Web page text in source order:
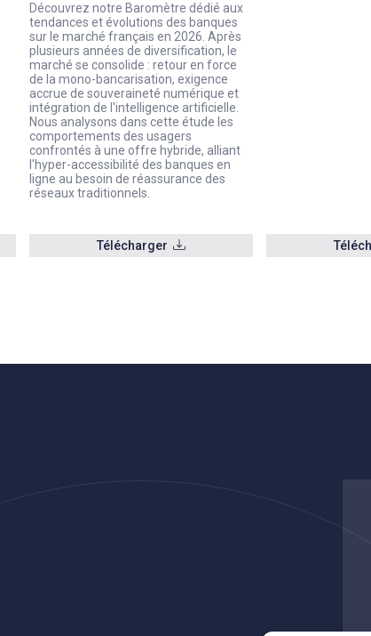
Découvrez notre Baromètre dédié aux
tendances et évolutions des banques
sur le marché français en 2026. Après
plusieurs années de diversification, le
marché se consolide : retour en force
de la mono-bancarisation, exigence
accrue de souveraineté numérique et
intégration de l'intelligence artificielle.
Nous analysons dans cette étude les
comportements des usagers
confrontés à une offre hybride, alliant
l'hyper-accessibilité des banques en
ligne au besoin de réassurance des
réseaux traditionnels.
Télécharger